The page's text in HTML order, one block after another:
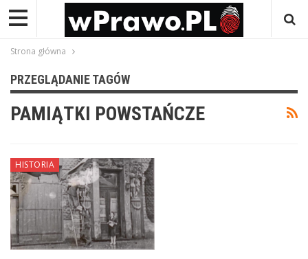
Strona główna
PRZEGLĄDANIE TAGÓW
PAMIĄTKI POWSTAŃCZE
HISTORIA